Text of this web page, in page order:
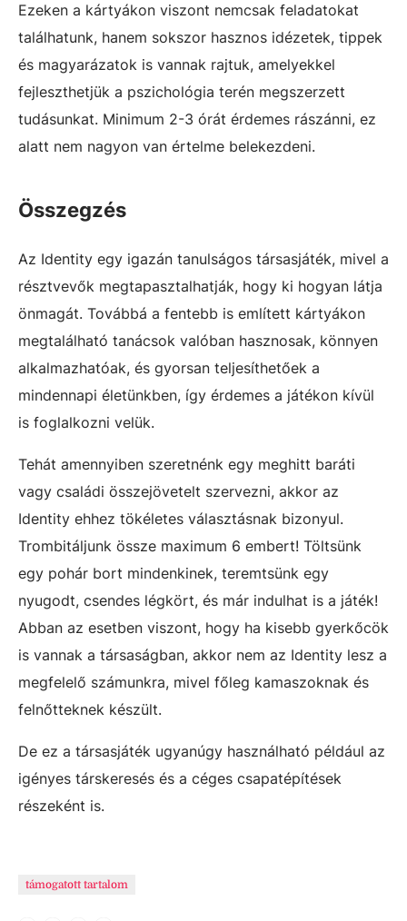
Ezeken a kártyákon viszont nemcsak feladatokat
találhatunk, hanem sokszor hasznos idézetek, tippek
és magyarázatok is vannak rajtuk, amelyekkel
fejleszthetjük a pszichológia terén megszerzett
tudásunkat. Minimum 2-3 órát érdemes rászánni, ez
alatt nem nagyon van értelme belekezdeni.
Összegzés
Az Identity egy igazán tanulságos társasjáték, mivel a
résztvevők megtapasztalhatják, hogy ki hogyan látja
önmagát. Továbbá a fentebb is említett kártyákon
megtalálható tanácsok valóban hasznosak, könnyen
alkalmazhatóak, és gyorsan teljesíthetőek a
mindennapi életünkben, így érdemes a játékon kívül
is foglalkozni velük.
Tehát amennyiben szeretnénk egy meghitt baráti
vagy családi összejövetelt szervezni, akkor az
Identity ehhez tökéletes választásnak bizonyul.
Trombitáljunk össze maximum 6 embert! Töltsünk
egy pohár bort mindenkinek, teremtsünk egy
nyugodt, csendes légkört, és már indulhat is a játék!
Abban az esetben viszont, hogy ha kisebb gyerkőcök
is vannak a társaságban, akkor nem az Identity lesz a
megfelelő számunkra, mivel főleg kamaszoknak és
felnőtteknek készült.
De ez a társasjáték ugyanúgy használható például az
igényes társkeresés és a céges csapatépítések
részeként is.
támogatott tartalom